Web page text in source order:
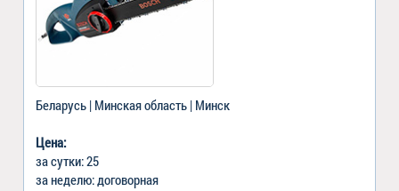
Беларусь | Минская область | Минск
Цена:
за сутки: 25
за неделю: договорная